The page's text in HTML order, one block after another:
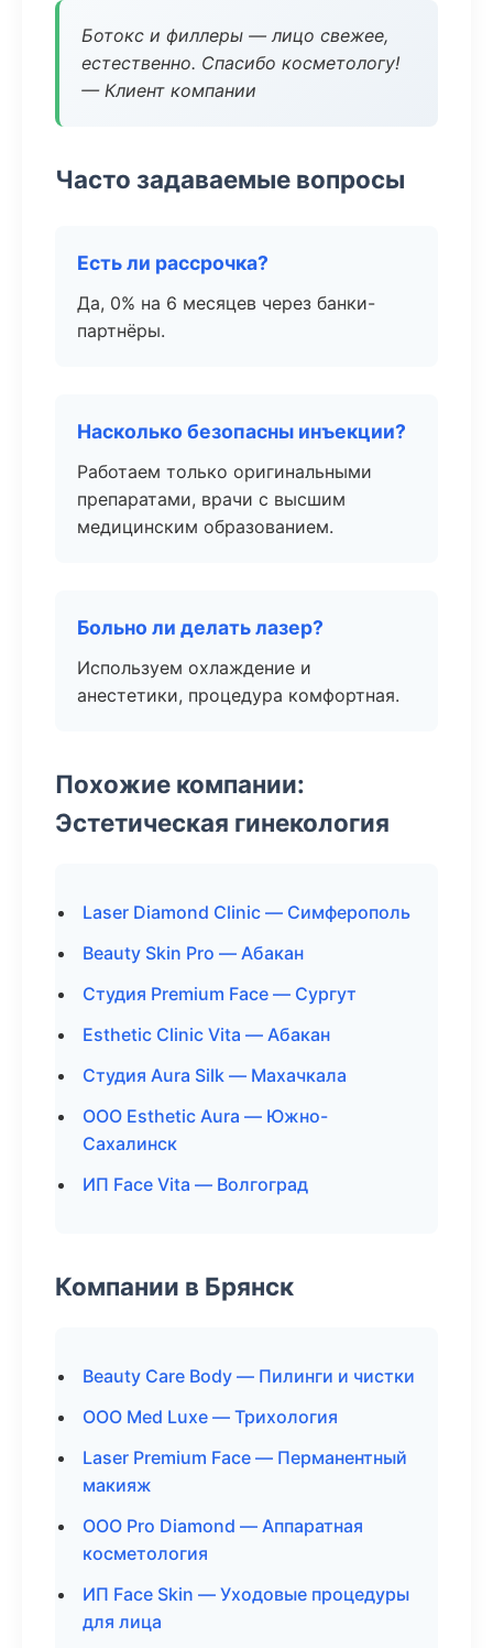
Ботокс и филлеры — лицо свежее,
естественно. Спасибо косметологу!
— Клиент компании
Часто задаваемые вопросы
Есть ли рассрочка?
Да, 0% на 6 месяцев через банки-
партнёры.
Насколько безопасны инъекции?
Работаем только оригинальными
препаратами, врачи с высшим
медицинским образованием.
Больно ли делать лазер?
Используем охлаждение и
анестетики, процедура комфортная.
Похожие компании:
Эстетическая гинекология
Laser Diamond Clinic — Симферополь
Beauty Skin Pro — Абакан
Студия Premium Face — Сургут
Esthetic Clinic Vita — Абакан
Студия Aura Silk — Махачкала
ООО Esthetic Aura — Южно-
Сахалинск
ИП Face Vita — Волгоград
Компании в Брянск
Beauty Care Body — Пилинги и чистки
ООО Med Luxe — Трихология
Laser Premium Face — Перманентный
макияж
ООО Pro Diamond — Аппаратная
косметология
ИП Face Skin — Уходовые процедуры
для лица